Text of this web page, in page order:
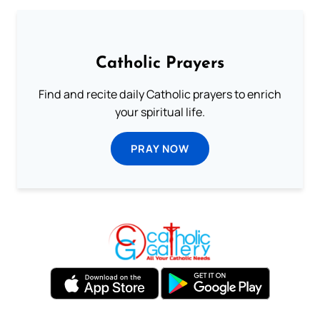
Catholic Prayers
Find and recite daily Catholic prayers to enrich
your spiritual life.
PRAY NOW